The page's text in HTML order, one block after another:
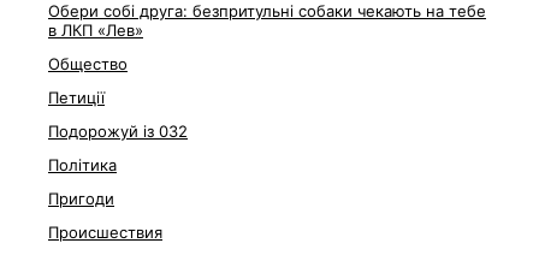
Обери собі друга: безпритульні собаки чекають на тебе
в ЛКП «Лев»
Общество
Петиції
Подорожуй із 032
Політика
Пригоди
Происшествия